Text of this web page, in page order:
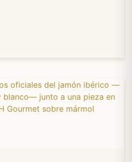
El ibérico exige curaciones
por los precintos oficiales de